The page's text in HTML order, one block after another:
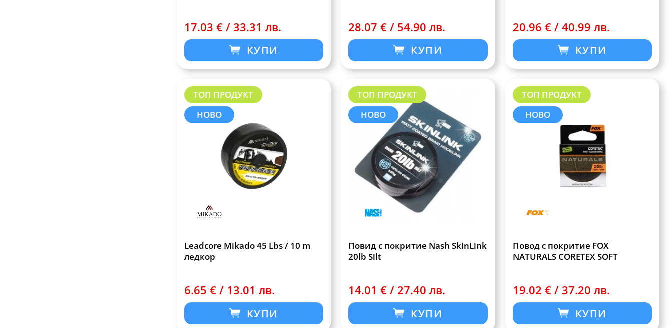
17.03 € / 33.31 лв.
КУПИ
28.07 € / 54.90 лв.
КУПИ
20.96 € / 40.99 лв.
КУПИ
ТОП ПРОДУКТ
НОВО
Leadcore Mikado 45 Lbs / 10 m
ледкор
6.65 € / 13.01 лв.
КУПИ
ТОП ПРОДУКТ
НОВО
Повид с покритие Nash SkinLink
20lb Silt
14.01 € / 27.40 лв.
КУПИ
ТОП ПРОДУКТ
НОВО
Повод с покритие FOX
NATURALS CORETEX SOFT
19.02 € / 37.20 лв.
КУПИ